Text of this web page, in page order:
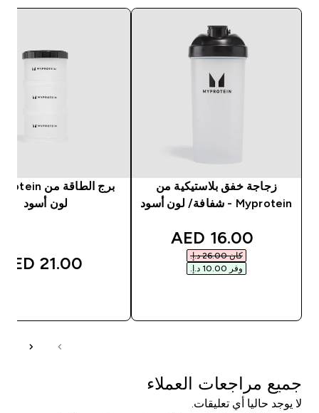
زجاجة خفق بلاستيكية من
Myprotein - شفافة/ لون أسود
discounted price
16.00 AED‎
كان ‏26.00 د.إ.‏‎
وفر ‏10.00 د.إ.‏‎
لون أسود
21.00 AED‎
جميع مراجعات العملاء
لا يوجد حاليا أي تعليقات.